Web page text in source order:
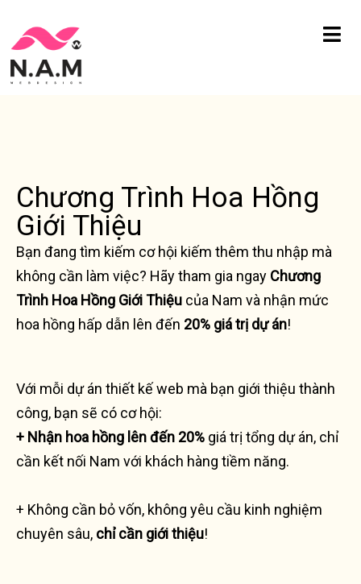
Chuyển
tới
Chương Trình Hoa Hồng
Giới Thiệu
Bạn đang tìm kiếm cơ hội kiếm thêm thu nhập mà
không cần làm việc? Hãy tham gia ngay Chương
Trình Hoa Hồng Giới Thiệu của Nam và nhận mức
hoa hồng hấp dẫn lên đến 20% giá trị dự án!
Với mỗi dự án thiết kế web mà bạn giới thiệu thành
công, bạn sẽ có cơ hội:
+ Nhận hoa hồng lên đến 20% giá trị tổng dự án, chỉ
cần kết nối Nam với khách hàng tiềm năng.
+ Không cần bỏ vốn, không yêu cầu kinh nghiệm
chuyên sâu, chỉ cần giới thiệu!